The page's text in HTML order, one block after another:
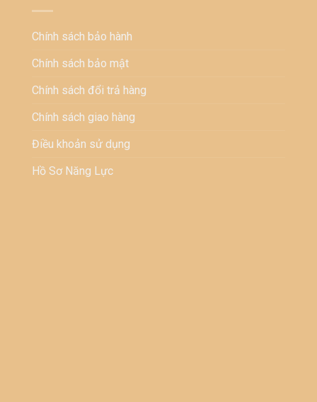
Chính sách bảo hành
Chính sách bảo mật
Chính sách đổi trả hàng
Chính sách giao hàng
Điều khoản sử dụng
Hồ Sơ Năng Lực